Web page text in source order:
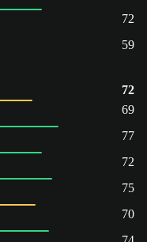
72
59
72
69
77
72
75
70